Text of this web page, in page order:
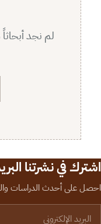
لم نجد
اشترك في نشرتنا
احصل على أحدث الدراسات